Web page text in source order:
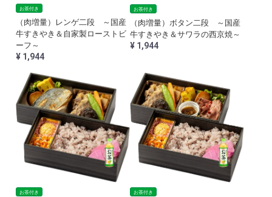
お茶付き
（肉増量）レンゲ二段 ～国産
牛すきやき＆自家製ローストビ
ーフ～
¥ 1,944
お茶付き
（肉増量）ボタン二段 ～国産
牛すきやき＆サワラの西京焼～
¥ 1,944
お茶付き お茶付き